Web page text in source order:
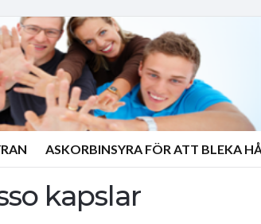
ASKORBINSYRA FÖR ATT BLEKA
kapslar